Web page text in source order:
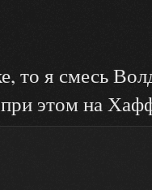
то я смесь
этом на